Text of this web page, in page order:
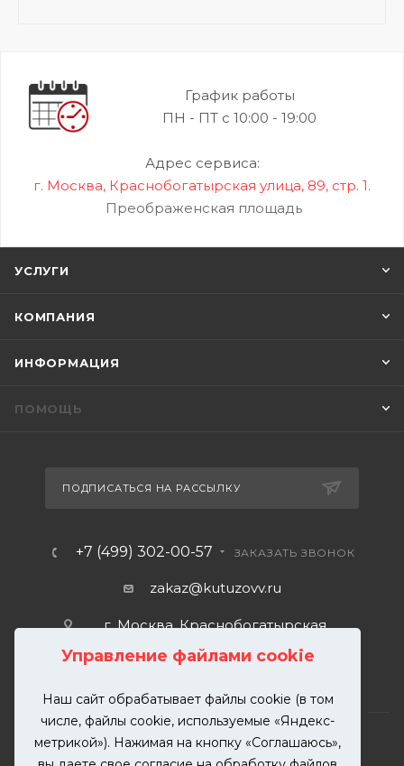
Управление файлами cookie
Наш сайт обрабатывает файлы cookie (в том
числе, файлы cookie, используемые «Яндекс-
метрикой»). Нажимая на кнопку «Соглашаюсь»,
График работы
ПН - ПТ с 10:00 - 19:00
Адрес сервиса:
г. Москва, Краснобогатырская улица, 89, стр. 1.
Преображенская площадь
УСЛУГИ
КОМПАНИЯ
ИНФОРМАЦИЯ
ПОМОЩЬ
ПОДПИСАТЬСЯ НА РАССЫЛКУ
+7 (499) 302-00-57 ЗАКАЗАТЬ ЗВОНОК
zakaz@kutuzovv.ru
г. Москва, Краснобогатырская